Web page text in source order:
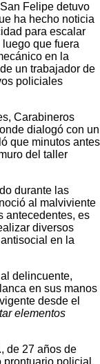
Felipe detuvo
ha hecho noticia
para escalar
que fuera
en la
un trabajador de
policiales
Carabineros
dialogó con un
que minutos antes
del taller
durante las
al malviviente
antecedentes, es
diversos
en la
delincuente,
en sus manos
desde el
elementos
., de 27 años de